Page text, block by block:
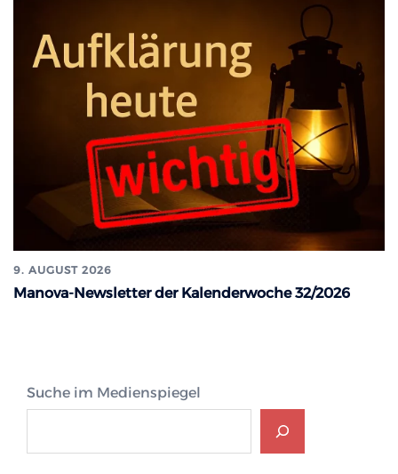
9. AUGUST 2026
Manova-Newsletter der Kalenderwoche 32/2026
Suche im Medienspiegel